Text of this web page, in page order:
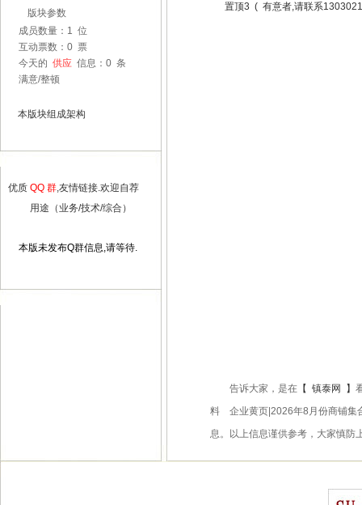
版块参数
成员数量：1 位
互动票数：0 票
今天的 供应 信息：0 条
满意/整顿
本版块组成架构
优质 QQ 群,友情链接.欢迎自荐
用途（业务/技术/综合）
本版未发布Q群信息,请等待.
置顶3 ( 有意者,请联系
告诉大家，是在 【 镇泰网 】
料 企业黄页|2026年8月份商铺集
息。以上信息谨供参考，大家慎防